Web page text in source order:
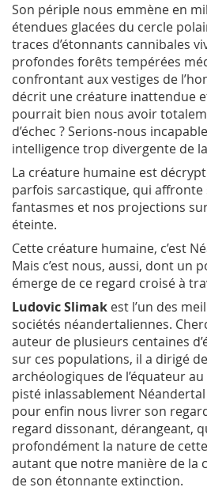
Son périple nous emmène en
étendues glacées du cercle
traces d’étonnants cannibales
profondes forêts tempérées
confrontant aux vestiges de
décrit une créature inattendue
pourrait bien nous avoir
d’échec ? Serions-nous
intelligence trop divergente de
La créature humaine est
parfois sarcastique, qui
fantasmes et nos projections
éteinte.
Cette créature humaine, c’est
Mais c’est nous, aussi, dont un
émerge de ce regard croisé à
Ludovic Slimak est l’un des
sociétés néandertaliennes.
auteur de plusieurs centaines
sur ces populations, il a dirigé
archéologiques de l’équateur
pisté inlassablement
pour enfin nous livrer son
regard dissonant, dérangeant,
profondément la nature de
autant que notre manière de la
de son étonnante extinction.